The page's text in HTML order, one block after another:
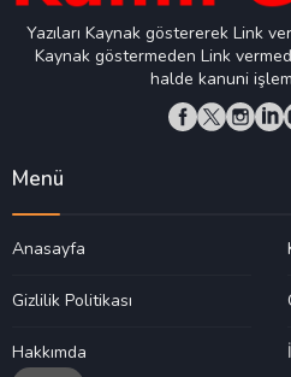
Yazıları Kaynak göstererek Link
Kaynak göstermeden Link
halde kanuni
Menü
Anasayfa
Gizlilik Politikası
Hakkımda